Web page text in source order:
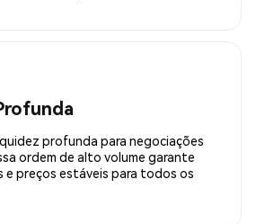
profunda para negociações
ordem de alto volume garante
e preços estáveis para todos os